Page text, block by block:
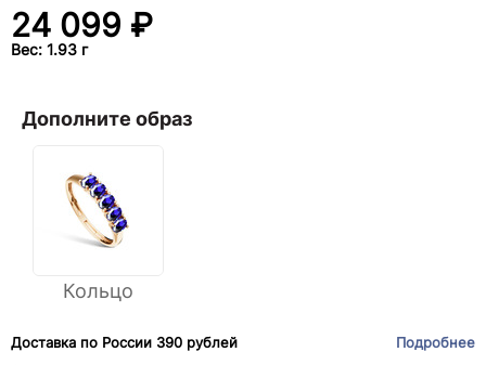
24 099 ₽
Вес: 1.93 г
Дополните образ
Кольцо
Доставка по России 390 рублей
Подробнее